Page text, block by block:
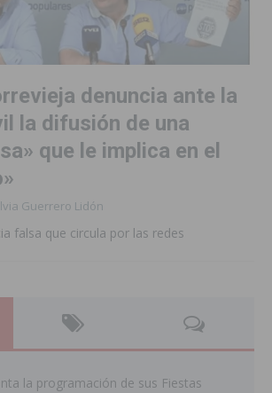
denuncia ante la
la difusión de una
que le implica en el
Guerrero Lidón
falsa que circula por las redes
la programación de sus Fiestas